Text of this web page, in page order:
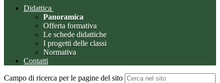
Didattica
Panoramica
Offerta formativa
Le schede didattiche
I progetti delle classi
Normativa
Contatti
Campo di ricerca per le pagine del sito